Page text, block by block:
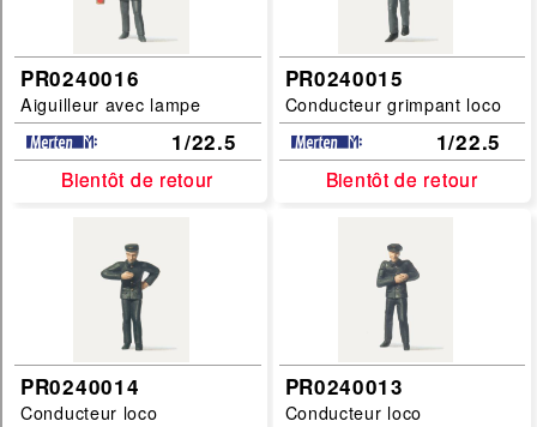
PR0240016
Aiguilleur avec lampe
1/22.5
Bientôt de retour
Bientôt de retour
PR0240015
Conducteur grimpant loco
1/22.5
Bientôt de retour
Bientôt de retour
PR0240014
Conducteur loco
PR0240013
Conducteur loco